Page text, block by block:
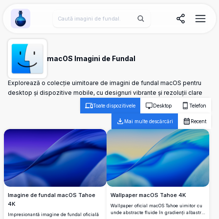
Wallpaper Alchemy
macOS Imagini de Fundal
Explorează o colecție uimitoare de imagini de fundal macOS pentru
desktop și dispozitive mobile, cu designuri vibrante și rezoluții clare
Toate dispozitivele Desktop Telefon
Mai multe descărcări Recent
Imagine de fundal macOS Tahoe
4K
Impresionantă imagine de fundal oficială
Wallpaper macOS Tahoe 4K
Wallpaper oficial macOS Tahoe uimitor cu
unde abstracte fluide în gradienți albastru